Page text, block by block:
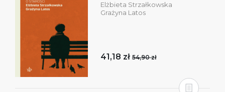
Elżbieta Strzałkowska
Grażyna Latos
41,18 zł 54,90 zł